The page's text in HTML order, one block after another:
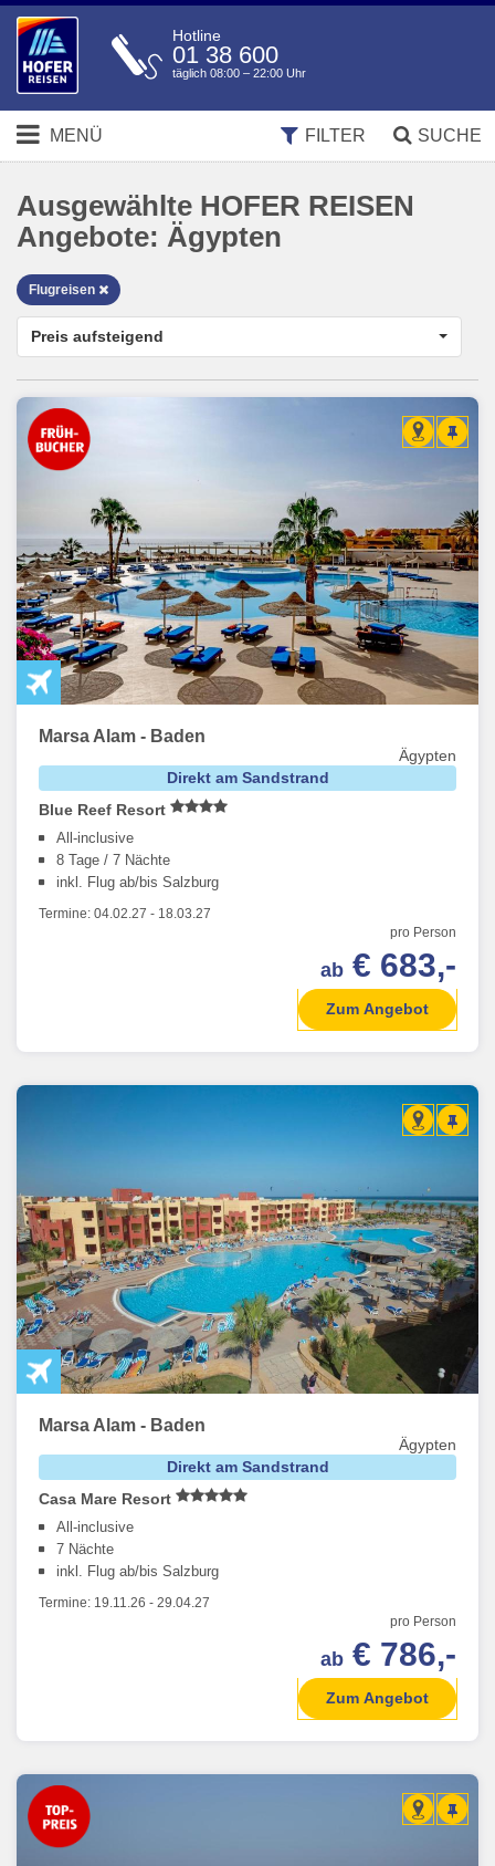
Hotline
01 38 600
täglich 08:00 – 22:00 Uhr
MENÜ SUCHE
FILTER
Ausgewählte HOFER REISEN
Angebote: Ägypten
Flugreisen
Preis aufsteigend
Marsa Alam - Baden
Ägypten
Direkt am Sandstrand
Blue Reef Resort
All-inclusive
8 Tage / 7 Nächte
inkl. Flug ab/bis Salzburg
Termine: 04.02.27 - 18.03.27
pro Person
ab € 683,-
Zum Angebot
Marsa Alam - Baden
Ägypten
Direkt am Sandstrand
Casa Mare Resort
All-inclusive
7 Nächte
inkl. Flug ab/bis Salzburg
Termine: 19.11.26 - 29.04.27
pro Person
ab € 786,-
Zum Angebot